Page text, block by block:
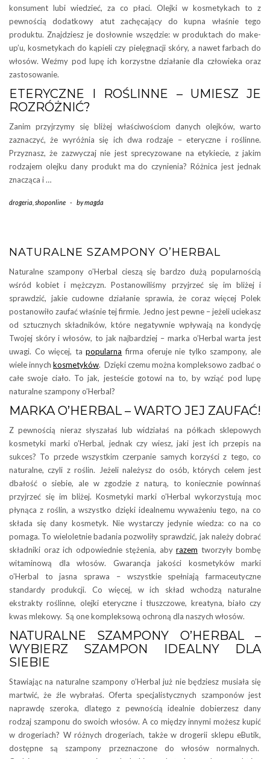
konsument lubi wiedzieć, za co płaci. Olejki w kosmetykach to z
pewnością dodatkowy atut zachęcający do kupna właśnie tego
produktu. Znajdziesz je dosłownie wszędzie: w produktach do make-
up’u, kosmetykach do kąpieli czy pielęgnacji skóry, a nawet farbach do
włosów. Weźmy pod lupę ich korzystne działanie dla człowieka oraz
zastosowanie.
ETERYCZNE I ROŚLINNE – UMIESZ JE
ROZRÓŻNIĆ?
Zanim przyjrzymy się bliżej właściwościom danych olejków, warto
zaznaczyć, że wyróżnia się ich dwa rodzaje – eteryczne i roślinne.
Przyznasz, że zazwyczaj nie jest sprecyzowane na etykiecie, z jakim
rodzajem olejku dany produkt ma do czynienia? Różnica jest jednak
znacząca i …
drogeria shoponline - bymagda
NATURALNE SZAMPONY O’HERBAL
Naturalne szampony o’Herbal cieszą się bardzo dużą popularnością
wśród kobiet i mężczyzn. Postanowiliśmy przyjrzeć się im bliżej i
sprawdzić, jakie cudowne działanie sprawia, że coraz więcej Polek
postanowiło zaufać właśnie tej firmie. Jedno jest pewne – jeżeli uciekasz
od sztucznych składników, które negatywnie wpływają na kondycję
Twojej skóry i włosów, to jak najbardziej – marka o’Herbal warta jest
uwagi. Co więcej, tapopularna firma oferuje nie tylko szampony, ale
wiele innych kosmetyków. Dzięki czemu można kompleksowo zadbać o
całe swoje ciało. To jak, jesteście gotowi na to, by wziąć pod lupę
naturalne szampony o’Herbal?
MARKA O’HERBAL – WARTO JEJ ZAUFAĆ!
Z pewnością nieraz słyszałaś lub widziałaś na półkach sklepowych
kosmetyki marki o’Herbal, jednak czy wiesz, jaki jest ich przepis na
sukces? To przede wszystkim czerpanie samych korzyści z tego, co
naturalne, czyli z roślin. Jeżeli należysz do osób, których celem jest
dbałość o siebie, ale w zgodzie z naturą, to koniecznie powinnaś
przyjrzeć się im bliżej. Kosmetyki marki o’Herbal wykorzystują moc
płynąca z roślin, a wszystko dzięki idealnemu wyważeniu tego, na co
składa się dany kosmetyk. Nie wystarczy jedynie wiedza: co na co
pomaga. To wieloletnie badania pozwoliły sprawdzić, jak należy dobrać
składniki oraz ich odpowiednie stężenia, aby razem tworzyły bombę
witaminową dla włosów. Gwarancja jakości kosmetyków marki
o’Herbal to jasna sprawa – wszystkie spełniają farmaceutyczne
standardy produkcji. Co więcej, w ich skład wchodzą naturalne
ekstrakty roślinne, olejki eteryczne i tłuszczowe, kreatyna, biało czy
kwas mlekowy. Są one kompleksową ochroną dla naszych włosów.
NATURALNE SZAMPONY O’HERBAL –
WYBIERZ SZAMPON IDEALNY DLA
SIEBIE
Stawiając na naturalne szampony o’Herbal już nie będziesz musiała się
martwić, że źle wybrałaś. Oferta specjalistycznych szamponów jest
naprawdę szeroka, dlatego z pewnością idealnie dobierzesz dany
rodzaj szamponu do swoich włosów. A co między innymi możesz kupić
w drogeriach? W różnych drogeriach, także w drogerii sklepu eButik,
dostępne są szampony przeznaczone do włosów normalnych.